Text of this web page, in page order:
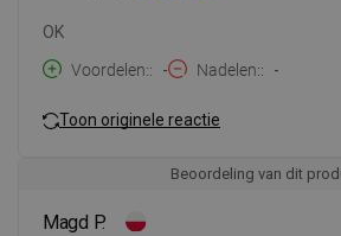
OK
Voordelen:
- Nadelen: -
Toon originele reactie
Beoordeling van dit
Magd P.